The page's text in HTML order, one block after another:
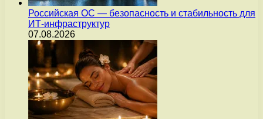
Российская ОС — безопасность и стабильность для
ИТ-инфраструктур
07.08.2026